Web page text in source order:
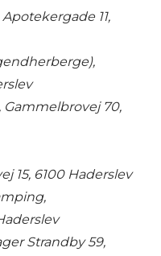
11,
70,
15, 6100 Haderslev
Strandby 59,